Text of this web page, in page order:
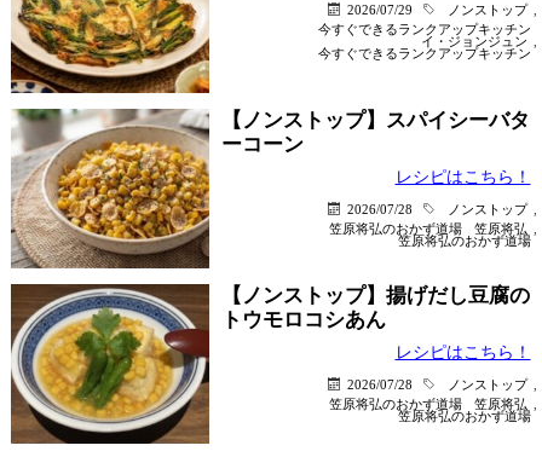
2026/07/29 ノンストップ
今すぐできるランクアップキッチン
イ・ジョンジュン
今すぐできるランクアップキッチン
【ノンストップ】スパイシーバタ
ーコーン
レシピはこちら！
2026/07/28 ノンストップ
笠原将弘のおかず道場
笠原将弘
笠原将弘のおかず道場
【ノンストップ】揚げだし豆腐の
トウモロコシあん
レシピはこちら！
2026/07/28 ノンストップ
笠原将弘のおかず道場
笠原将弘
笠原将弘のおかず道場